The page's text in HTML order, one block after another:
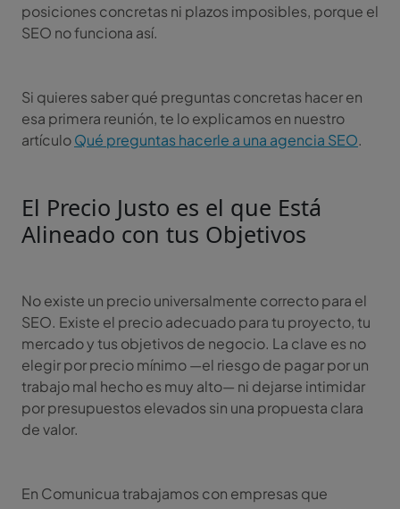
posiciones concretas ni plazos imposibles, porque el
SEO no funciona así.
Si quieres saber qué preguntas concretas hacer en
esa primera reunión, te lo explicamos en nuestro
artículoQué preguntas hacerle a una agencia SEO.
El Precio Justo es el que Está
Alineado con tus Objetivos
No existe un precio universalmente correcto para el
SEO. Existe el precio adecuado para tu proyecto, tu
mercado y tus objetivos de negocio. La clave es no
elegir por precio mínimo —el riesgo de pagar por un
trabajo mal hecho es muy alto— ni dejarse intimidar
por presupuestos elevados sin una propuesta clara
de valor.
En Comunicua trabajamos con empresas que